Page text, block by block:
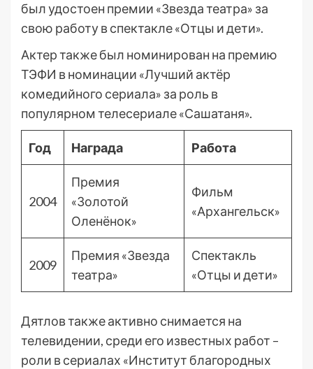
был удостоен премии «Звезда театра» за
свою работу в спектакле «Отцы и дети».
Актер также был номинирован на премию
ТЭФИ в номинации «Лучший актёр
комедийного сериала» за роль в
популярном телесериале «Сашатаня».
Год Награда Работа
2004
Премия
«Золотой
Оленёнок»
Фильм
«Архангельск»
2009
Премия «Звезда
театра»
Спектакль
«Отцы и дети»
Дятлов также активно снимается на
телевидении, среди его известных работ –
роли в сериалах «Институт благородных